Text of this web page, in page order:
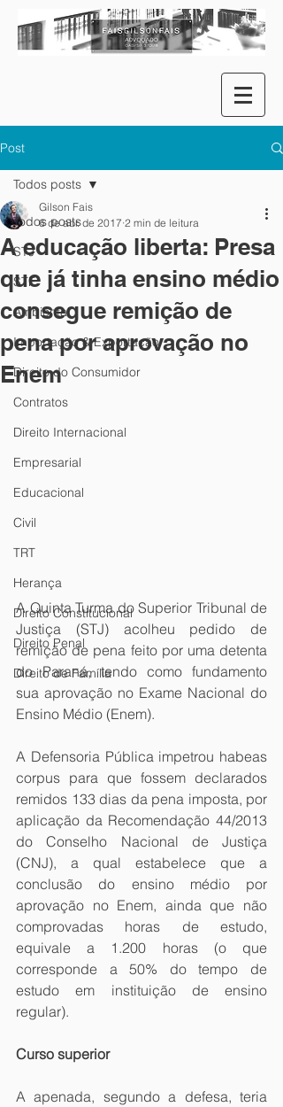
Post
Todos posts
STJ
STF
Ambiental
Importação & Exportação
Direito do Consumidor
Contratos
Direito Internacional
Empresarial
Educacional
Civil
TRT
Herança
Direito Constitucional
Direito Penal
Direito de Família
Todos posts
A educação liberta: Presa
que já tinha ensino médio
consegue remição de
pena por aprovação no
Enem
Gilson Fais
6 de abr. de 2017 2 min de leitura
A Quinta Turma do Superior Tribunal de
Justiça (STJ) acolheu pedido de
remição de pena feito por uma detenta
do Paraná, tendo como fundamento
sua aprovação no Exame Nacional do
Ensino Médio (Enem).
A Defensoria Pública impetrou habeas
corpus para que fossem declarados
remidos 133 dias da pena imposta, por
aplicação da Recomendação 44/2013
do Conselho Nacional de Justiça
(CNJ), a qual estabelece que a
conclusão do ensino médio por
aprovação no Enem, ainda que não
comprovadas horas de estudo,
equivale a 1.200 horas (o que
corresponde a 50% do tempo de
estudo em instituição de ensino
regular).
Curso superior
A apenada, segundo a defesa, teria